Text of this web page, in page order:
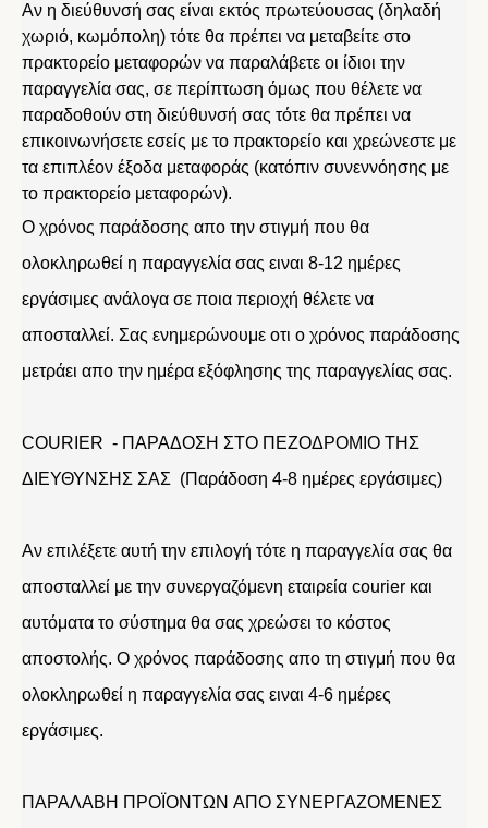
Αν η διεύθυνσή σας είναι εκτός πρωτεύουσας (δηλαδή
χωριό, κωμόπολη) τότε θα πρέπει να μεταβείτε στο
πρακτορείο μεταφορών να παραλάβετε οι ίδιοι την
παραγγελία σας, σε περίπτωση όμως που θέλετε να
παραδοθούν στη διεύθυνσή σας τότε θα πρέπει να
επικοινωνήσετε εσείς με το πρακτορείο και χρεώνεστε με
τα επιπλέον έξοδα μεταφοράς (κατόπιν συνεννόησης με
το πρακτορείο μεταφορών).
Ο χρόνος παράδοσης απο την στιγμή που θα
ολοκληρωθεί η παραγγελία σας ειναι 8-12 ημέρες
εργάσιμες ανάλογα σε ποια περιοχή θέλετε να
αποσταλλεί. Σας ενημερώνουμε οτι ο χρόνος παράδοσης
μετράει απο την ημέρα εξόφλησης της παραγγελίας σας.
COURIER - ΠΑΡΑΔΟΣΗ ΣΤΟ ΠΕΖΟΔΡΟΜΙΟ ΤΗΣ
ΔΙΕΥΘΥΝΣΗΣ ΣΑΣ (Παράδοση 4-8 ημέρες εργάσιμες)
Αν επιλέξετε αυτή την επιλογή τότε η παραγγελία σας θα
αποσταλλεί με την συνεργαζόμενη εταιρεία courier και
αυτόματα το σύστημα θα σας χρεώσει το κόστος
αποστολής. Ο χρόνος παράδοσης απο τη στιγμή που θα
ολοκληρωθεί η παραγγελία σας ειναι 4-6 ημέρες
εργάσιμες.
ΠΑΡΑΛΑΒΗ ΠΡΟΪΟΝΤΩΝ ΑΠΟ ΣΥΝΕΡΓΑΖΟΜΕΝΕΣ